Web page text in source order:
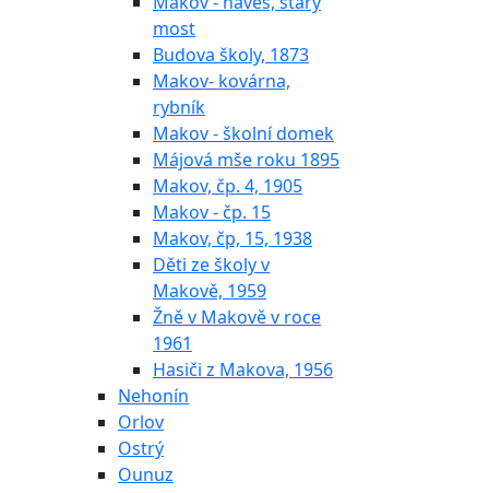
most
Budova školy, 1873
Makov- kovárna,
rybník
Makov - školní domek
Májová mše roku 1895
Makov, čp. 4, 1905
Makov - čp. 15
Makov, čp, 15, 1938
Děti ze školy v
Makově, 1959
Žně v Makově v roce
1961
Hasiči z Makova, 1956
Nehonín
Orlov
Ostrý
Ounuz